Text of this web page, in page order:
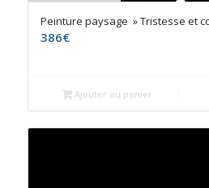
Peinture paysage » Tristesse et
386€
Ajouter au panier